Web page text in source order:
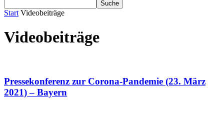
Start Videobeiträge
Videobeiträge
Pressekonferenz zur Corona-Pandemie (23. März
2021) – Bayern